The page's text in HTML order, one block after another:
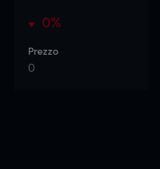
0%
Prezzo
0